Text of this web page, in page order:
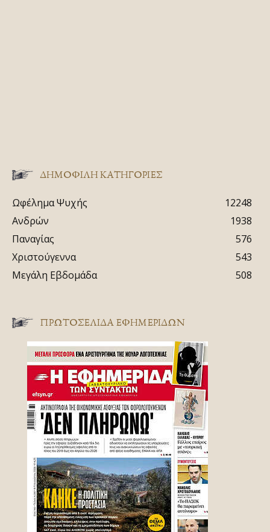
ΔΗΜΟΦΙΛΗ ΚΑΤΗΓΟΡΙΕΣ
Ωφέλημα Ψυχής
12248
Ανδρών
1938
Παναγίας
576
Χριστούγεννα
543
Μεγάλη Εβδομάδα
508
ΠΡΩΤΟΣΈΛΙΔΑ ΕΦΗΜΕΡΊΔΩΝ